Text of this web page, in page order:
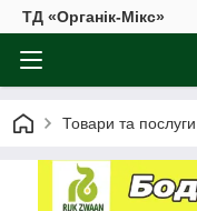
ТД «Органік-Мікс»
Товари та послуги